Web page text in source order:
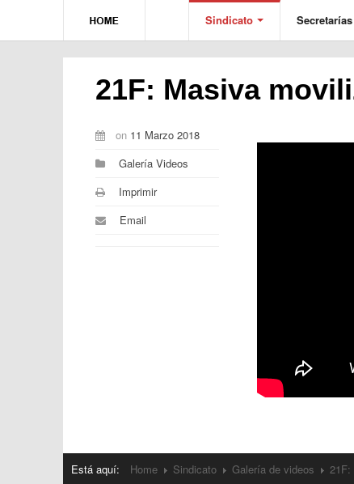
Sindicato Secretarías
21F: Masiva
on 11 Marzo 2018
Galería Videos
Imprimir
Email
Está aquí: Home Sindicato Galería de videos 21F: